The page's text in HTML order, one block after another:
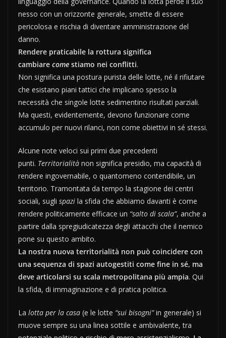
nesso con un orizzonte generale, smette di essere
pericolosa e rischia di diventare amministrazione del
danno.
Rendere praticabile la rottura significa
cambiare come stiamo nei conflitti.
Non significa una postura purista delle lotte, né il rifiutare
che esistano piani tattici che implicano spesso la
necessità che singole lotte sedimentino risultati parziali.
Ma questi, evidentemente, devono funzionare come
accumulo per nuovi rilanci, non come obiettivi in sé stessi.
Alcune note veloci sui primi due precedenti
punti. Territorialità non significa presidio, ma capacità di
rendere ingovernabile, o quantomeno contendibile, un
territorio. Tramontata da tempo la stagione dei centri
sociali, sugli spazi la sfida che abbiamo davanti è come
rendere politicamente efficace un “salto di scala”, anche a
partire dalla spregiudicatezza degli attacchi che il nemico
pone su questo ambito.
La nostra nuova territorialità non può coincidere con
una sequenza di spazi autogestiti come fine in sé, ma
deve articolarsi su scala metropolitana più ampia. Qui
la sfida, di immaginazione e di pratica politica.
La lotta per la casa (e le lotte “sui bisogni”in generale) si
muove sempre su una linea sottile e ambivalente, tra